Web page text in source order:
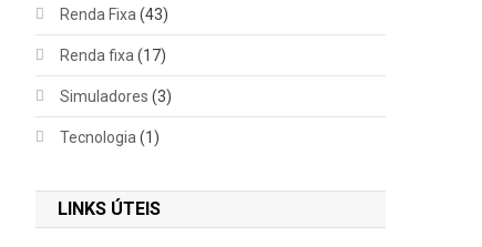
Renda Fixa (43)
Renda fixa (17)
Simuladores (3)
Tecnologia (1)
LINKS ÚTEIS